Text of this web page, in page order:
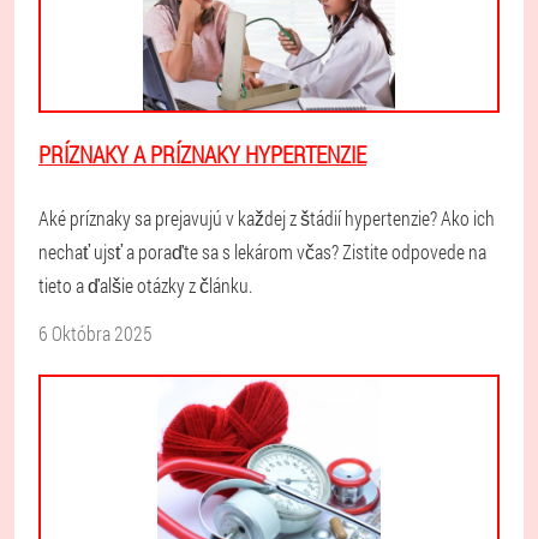
PRÍZNAKY A PRÍZNAKY HYPERTENZIE
Aké príznaky sa prejavujú v každej z štádií hypertenzie? Ako ich
nechať ujsť a poraďte sa s lekárom včas? Zistite odpovede na
tieto a ďalšie otázky z článku.
6 Októbra 2025